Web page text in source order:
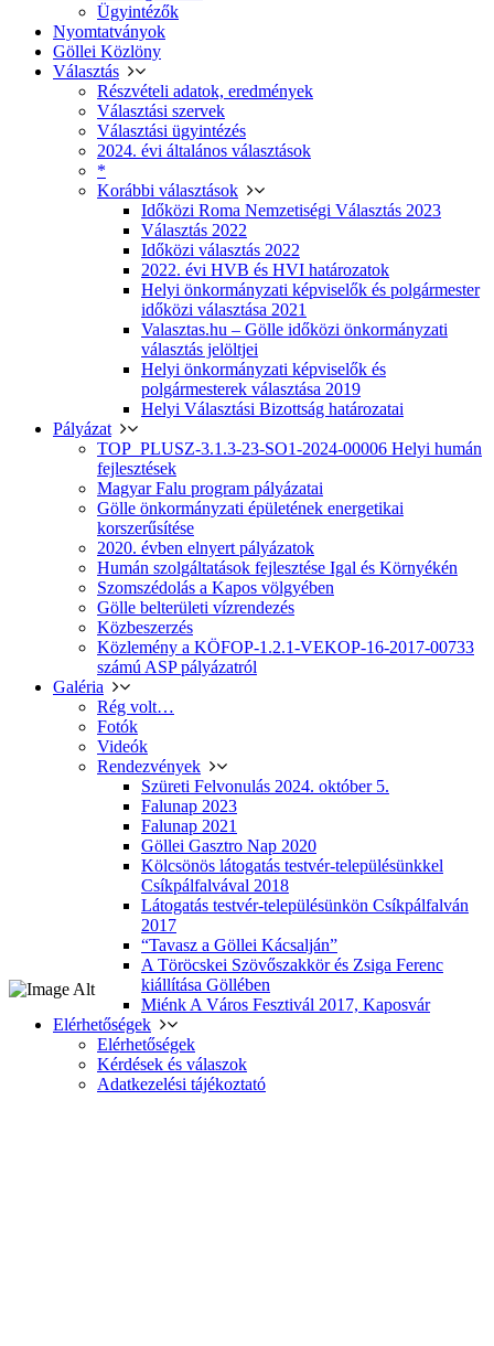
Ügyintézők
Nyomtatványok
Göllei Közlöny
Választás
Részvételi adatok, eredmények
Választási szervek
Választási ügyintézés
2024. évi általános választások
*
Korábbi választások
Időközi Roma Nemzetiségi Választás 2023
Választás 2022
Időközi választás 2022
2022. évi HVB és HVI határozatok
Helyi önkormányzati képviselők és polgármester
időközi választása 2021
Valasztas.hu – Gölle időközi önkormányzati
választás jelöltjei
Helyi önkormányzati képviselők és
polgármesterek választása 2019
Helyi Választási Bizottság határozatai
Pályázat
TOP_PLUSZ-3.1.3-23-SO1-2024-00006 Helyi humán
fejlesztések
Magyar Falu program pályázatai
Gölle önkormányzati épületének energetikai
korszerűsítése
2020. évben elnyert pályázatok
Humán szolgáltatások fejlesztése Igal és Környékén
Szomszédolás a Kapos völgyében
Gölle belterületi vízrendezés
Közbeszerzés
Közlemény a KÖFOP-1.2.1-VEKOP-16-2017-00733
számú ASP pályázatról
Galéria
Rég volt…
Fotók
Videók
Rendezvények
Szüreti Felvonulás 2024. október 5.
Falunap 2023
Falunap 2021
Göllei Gasztro Nap 2020
Kölcsönös látogatás testvér-településünkkel
Csíkpálfalvával 2018
Látogatás testvér-településünkön Csíkpálfalván
2017
“Tavasz a Göllei Kácsalján”
A Töröcskei Szövőszakkör és Zsiga Ferenc
kiállítása Göllében
Miénk A Város Fesztivál 2017, Kaposvár
Elérhetőségek
Elérhetőségek
Kérdések és válaszok
Adatkezelési tájékoztató